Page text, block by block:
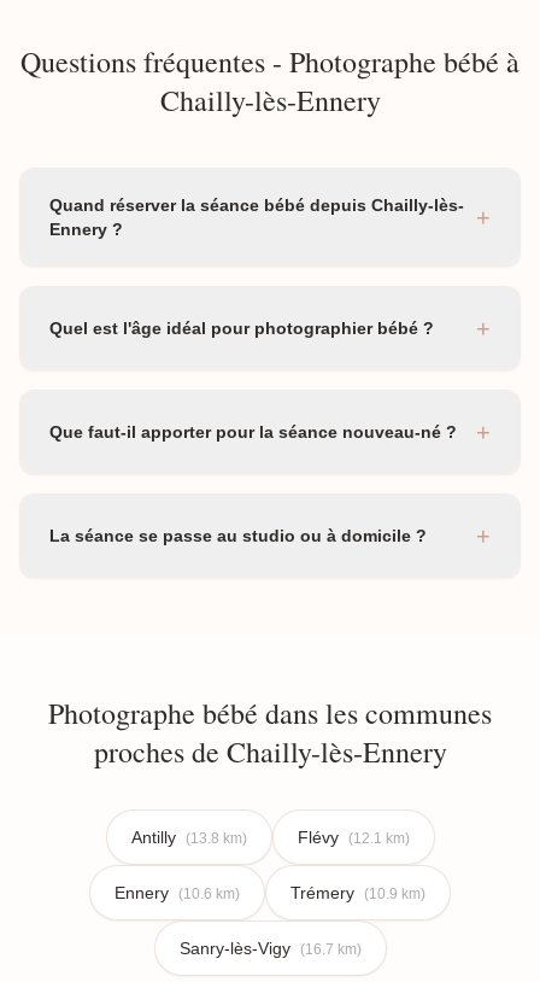
Questions fréquentes - Photographe bébé à
Chailly-lès-Ennery
Quand réserver la séance bébé depuis Chailly-lès-
Ennery ?
+
Quel est l'âge idéal pour photographier bébé ? +
Que faut-il apporter pour la séance nouveau-né ? +
La séance se passe au studio ou à domicile ? +
Photographe bébé dans les communes
proches de Chailly-lès-Ennery
Antilly (13.8 km) Flévy (12.1 km)
Ennery (10.6 km) Trémery (10.9 km)
Sanry-lès-Vigy (16.7 km)